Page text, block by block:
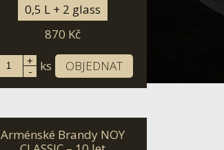
0,5 L + 2 glass
870 Kč
+
- ks OBJEDNAT
Arménské Brandy NOY